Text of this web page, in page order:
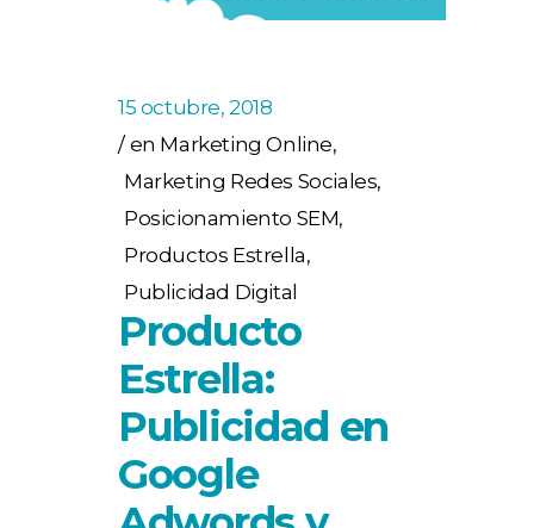
15 octubre, 2018
en Marketing Online,
Marketing Redes Sociales,
Posicionamiento SEM,
Productos Estrella,
Publicidad Digital
Producto
Estrella:
Publicidad en
Google